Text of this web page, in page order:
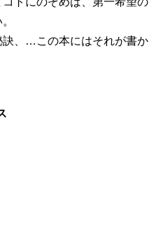
訣、…この本にはそれが書か